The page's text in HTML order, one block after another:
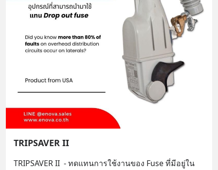
TRIPSAVER II
TRIPSAVER II  - ทดแทนการใช้งานของ Fuse ที่มีอยู่ใน